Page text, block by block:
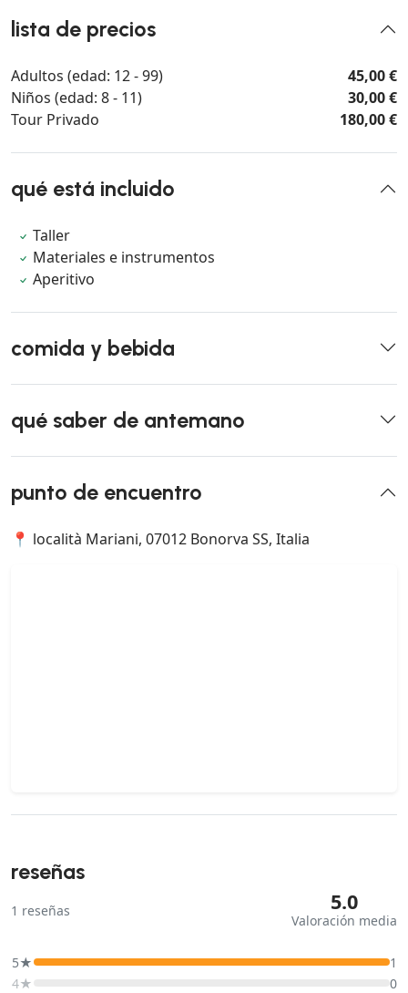
lista de precios
Adultos (edad: 12 - 99)
45,00 €
Niños (edad: 8 - 11)
30,00 €
Tour Privado
180,00 €
qué está incluido
Taller
Materiales e instrumentos
Aperitivo
comida y bebida
qué saber de antemano
punto de encuentro
📍 località Mariani, 07012 Bonorva SS, Italia
reseñas
1 reseñas 5.0
Valoración media
5★
1
4★
0